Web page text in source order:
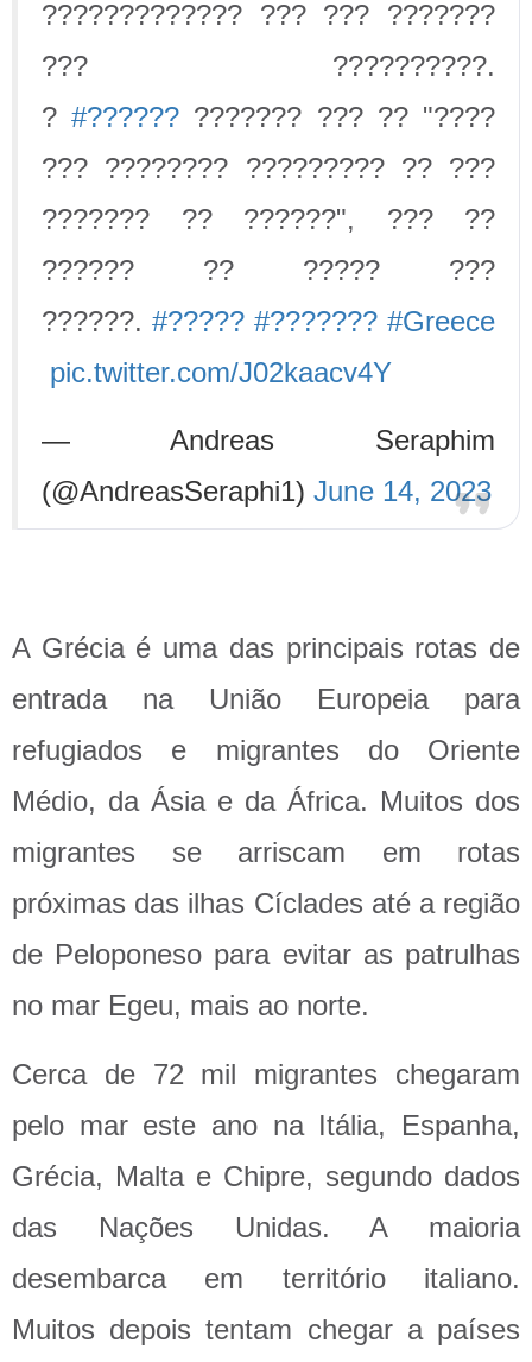
????????????? ??? ??? ???????
??? ??????????.
?#?????? ??????? ??? ?? "????
??? ???????? ????????? ?? ???
??????? ?? ??????", ??? ??
?????? ?? ????? ???
??????. #????? #??????? #Greece
pic.twitter.com/J02kaacv4Y
— Andreas Seraphim
(@AndreasSeraphi1) June 14, 2023
A Grécia é uma das principais rotas de
entrada na União Europeia para
refugiados e migrantes do Oriente
Médio, da Ásia e da África. Muitos dos
migrantes se arriscam em rotas
próximas das ilhas Cíclades até a região
de Peloponeso para evitar as patrulhas
no mar Egeu, mais ao norte.
Cerca de 72 mil migrantes chegaram
pelo mar este ano na Itália, Espanha,
Grécia, Malta e Chipre, segundo dados
das Nações Unidas. A maioria
desembarca em território italiano.
Muitos depois tentam chegar a países